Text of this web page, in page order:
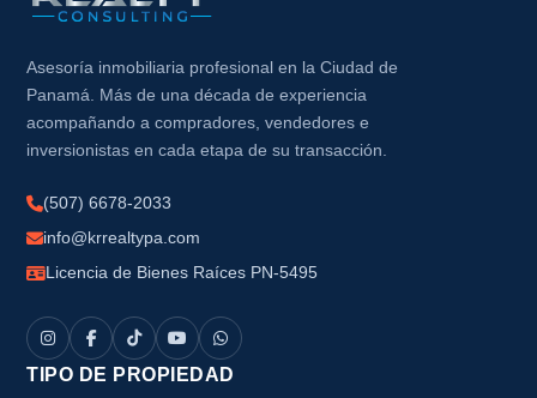
Asesoría inmobiliaria profesional en la Ciudad de
Panamá. Más de una década de experiencia
acompañando a compradores, vendedores e
inversionistas en cada etapa de su transacción.
(507) 6678-2033
info@krrealtypa.com
Licencia de Bienes Raíces PN-5495
TIPO DE PROPIEDAD